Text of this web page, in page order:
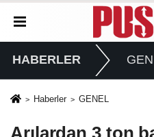
HABERLER
Haberler GENEL